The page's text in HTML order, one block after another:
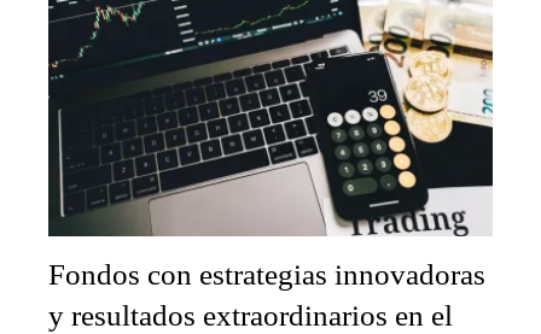
Fondos con estrategias innovadoras
y resultados extraordinarios en el